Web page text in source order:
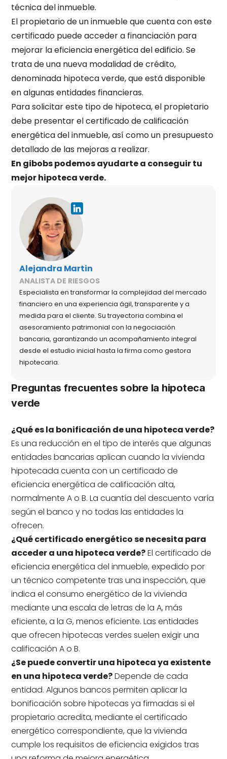
técnica del inmueble.
El propietario de un inmueble que cuenta con este
certificado puede acceder a financiación para
mejorar la eficiencia energética del edificio. Se
trata de una nueva modalidad de crédito,
denominada hipoteca verde, que está disponible
en algunas entidades financieras.
Para solicitar este tipo de hipoteca, el propietario
debe presentar el certificado de calificación
energética del inmueble, así como un presupuesto
detallado de las mejoras a realizar.
En gibobs podemos ayudarte a conseguir tu
mejor hipoteca verde.
Alejandra Martin
ANALISTA DE RIESGOS
Especialista en transformar la complejidad del mercado
financiero en una experiencia ágil, transparente y a
medida para el cliente. Su trayectoria combina el
asesoramiento patrimonial con la negociación
bancaria, garantizando un acompañamiento integral
desde el estudio inicial hasta la firma como gestora
hipotecaria.
Preguntas frecuentes sobre la hipoteca
verde
¿Qué es la bonificación de una hipoteca verde?
Es una reducción en el tipo de interés que algunas
entidades bancarias aplican cuando la vivienda
hipotecada cuenta con un certificado de
eficiencia energética de calificación alta,
normalmente A o B. La cuantía del descuento varía
según el banco y no todas las entidades la
ofrecen.
¿Qué certificado energético se necesita para
acceder a una hipoteca verde?El certificado de
eficiencia energética del inmueble, expedido por
un técnico competente tras una inspección, que
indica el consumo energético de la vivienda
mediante una escala de letras de la A, más
eficiente, a la G, menos eficiente. Las entidades
que ofrecen hipotecas verdes suelen exigir una
calificación A o B.
¿Se puede convertir una hipoteca ya existente
en una hipoteca verde?Depende de cada
entidad. Algunos bancos permiten aplicar la
bonificación sobre hipotecas ya firmadas si el
propietario acredita, mediante el certificado
energético correspondiente, que la vivienda
cumple los requisitos de eficiencia exigidos tras